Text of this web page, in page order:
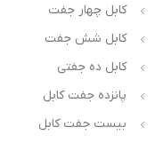
کابل چهار جفت
کابل شش جفت
کابل ده جفتی
پانزده جفت کابل
بیست جفت کابل